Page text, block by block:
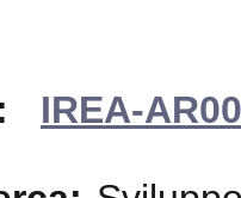
IREA-